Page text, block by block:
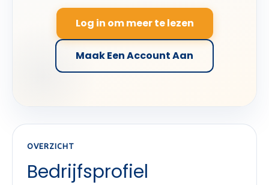
Log in om meer te lezen
Maak Een Account Aan
OVERZICHT
Bedrijfsprofiel